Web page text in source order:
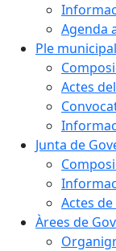
Agenda
Ple municipal
Actes
Junta de
Actes
Àrees de